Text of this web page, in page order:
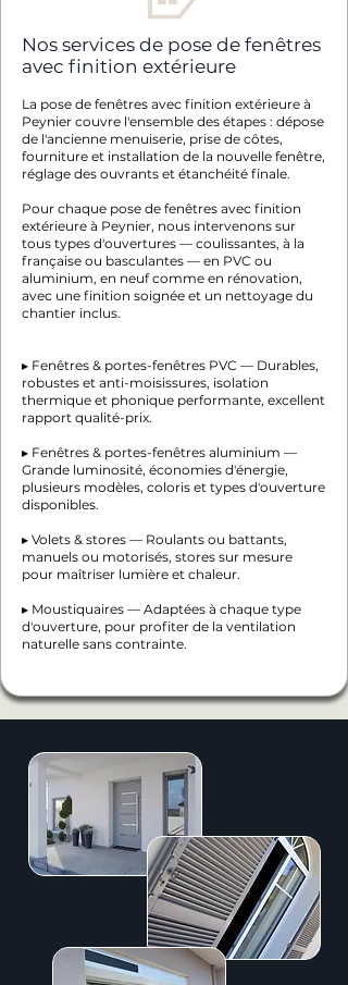
Nos services de pose de fenêtres
avec finition extérieure
La pose de fenêtres avec finition extérieure à
Peynier couvre l'ensemble des étapes : dépose
de l'ancienne menuiserie, prise de côtes,
fourniture et installation de la nouvelle fenêtre,
réglage des ouvrants et étanchéité finale.
Pour chaque pose de fenêtres avec finition
extérieure à Peynier, nous intervenons sur
tous types d'ouvertures — coulissantes, à la
française ou basculantes — en PVC ou
aluminium, en neuf comme en rénovation,
avec une finition soignée et un nettoyage du
chantier inclus.
▸ Fenêtres & portes-fenêtres PVC — Durables,
robustes et anti-moisissures, isolation
thermique et phonique performante, excellent
rapport qualité-prix.
▸ Fenêtres & portes-fenêtres aluminium —
Grande luminosité, économies d'énergie,
plusieurs modèles, coloris et types d'ouverture
disponibles.
▸ Volets & stores — Roulants ou battants,
manuels ou motorisés, stores sur mesure
pour maîtriser lumière et chaleur.
▸ Moustiquaires — Adaptées à chaque type
d'ouverture, pour profiter de la ventilation
naturelle sans contrainte.